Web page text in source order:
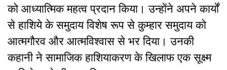
को आध्यात्मिक महत्व प्रदान किया। उन्होंने अपने कार्यों
से हाशिये के समुदाय विशेष रूप से कुम्हार समुदाय को
आत्मगौरव और आत्मविश्वास से भर दिया। उनकी
कहानी ने सामाजिक हाशियाकरण के खिलाफ एक सूक्ष्म